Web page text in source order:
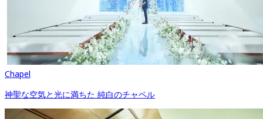
Chapel
神聖な空気と光に満ちた 純白のチャペル